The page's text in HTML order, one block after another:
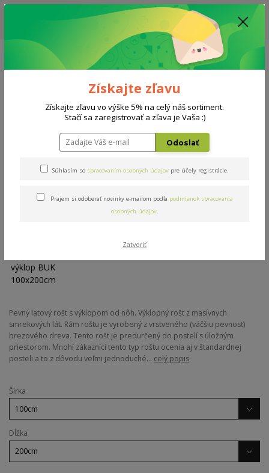
ZĽAVA: VŠETKY VYSTAVENÉ POSTELE ZA 400€, CENA MATRACU A ROŠTU
PODĽA VÝBERU / DODACIA LEHOTA JE AKTUÁLNE 10-15 PRACOVNÝCH
Menu
0908 777 700 Po-So: 10-18 hod.
0
Masív výklop BUK 100x200cm
Pevný latový rošt s výklopom od nôh. Výklopný rošt z masívnych
smrekových lát. Rám roštu je vyrobený z vrstveného (väčšiu pevnosť)
brezového dreva. Tento rošt je predurčený do postelí s úložným
priestorom. Mnohí zákazníci tento typ roštu ocenia aj v štandardnej
posteli a to z dôvodu veľmi jednoduché... celý popis
Šírka
Dĺžka
Získajte zľavu
Získajte zľavu vo výške 5% na celý náš sortiment.
Stačí sa zaregistrovať a zľava je Vaša :)
Odoslať
Súhlasím so spracovaním osobných údajov pre účely registrácie.
Prajem si odoberať novinky e-mailom podľa podmienok spracovania
osobných údajov.
Zatvoriť